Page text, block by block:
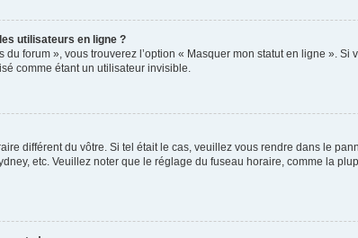
utilisateurs en ligne ?
forum », vous trouverez l’option « Masquer mon statut en ligne ».
comme étant un utilisateur invisible.
différent du vôtre. Si tel était le cas, veuillez vous rendre dans le
etc. Veuillez noter que le réglage du fuseau horaire, comme la